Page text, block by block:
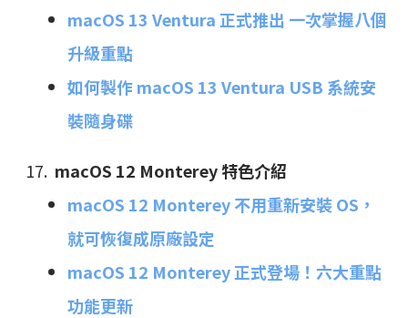
macOS 13 Ventura 正式推出 一次掌握八個
升級重點
如何製作 macOS 13 Ventura USB 系統安
裝隨身碟
macOS 12 Monterey 特色介紹
macOS 12 Monterey 不用重新安裝 OS，
就可恢復成原廠設定
macOS 12 Monterey 正式登場！六大重點
功能更新